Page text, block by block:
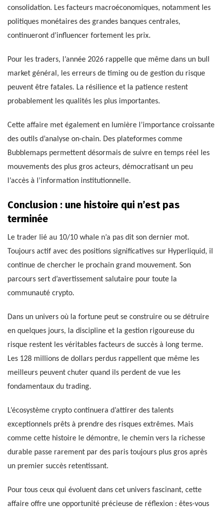
consolidation. Les facteurs macroéconomiques, notamment les
politiques monétaires des grandes banques centrales,
continueront d’influencer fortement les prix.
Pour les traders, l’année 2026 rappelle que même dans un bull
market général, les erreurs de timing ou de gestion du risque
peuvent être fatales. La résilience et la patience restent
probablement les qualités les plus importantes.
Cette affaire met également en lumière l’importance croissante
des outils d’analyse on-chain. Des plateformes comme
Bubblemaps permettent désormais de suivre en temps réel les
mouvements des plus gros acteurs, démocratisant un peu
l’accès à l’information institutionnelle.
Conclusion : une histoire qui n’est pas
terminée
Le trader lié au 10/10 whale n’a pas dit son dernier mot.
Toujours actif avec des positions significatives sur Hyperliquid, il
continue de chercher le prochain grand mouvement. Son
parcours sert d’avertissement salutaire pour toute la
communauté crypto.
Dans un univers où la fortune peut se construire ou se détruire
en quelques jours, la discipline et la gestion rigoureuse du
risque restent les véritables facteurs de succès à long terme.
Les 128 millions de dollars perdus rappellent que même les
meilleurs peuvent chuter quand ils perdent de vue les
fondamentaux du trading.
L’écosystème crypto continuera d’attirer des talents
exceptionnels prêts à prendre des risques extrêmes. Mais
comme cette histoire le démontre, le chemin vers la richesse
durable passe rarement par des paris toujours plus gros après
un premier succès retentissant.
Pour tous ceux qui évoluent dans cet univers fascinant, cette
affaire offre une opportunité précieuse de réflexion : êtes-vous